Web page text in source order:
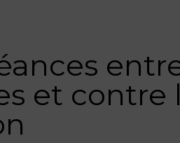
et contre